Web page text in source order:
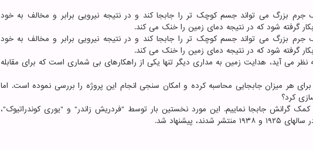
جرم بزرگ می تواند جسم کوچک تر را جابجا کند و در نتیجه نیرویی برابر و مخالف به خود
گرفته شود که در نتیجه دمای زمین را خنک می کند.
جرم بزرگ می تواند جسم کوچک تر را جابجا کند و در نتیجه نیرویی برابر و مخالف به خود
گرفته شود که در نتیجه دمای زمین را خنک می کند.
می آید، هدایت زمین به مداری دیگر تنها یکی از راهکارهای بی شماری است که برای مقابله
برای هر میزان جابجایی محاسبه کرده و امکان سنجی انجام این پروژه را بررسی نموده است. اما
کرد؟
گرانش جابجا نماییم. این مورد نخستین بار توسط "فردریش زاندر" و "یوری کوندراتیوک"،
پیشنهاد شد.